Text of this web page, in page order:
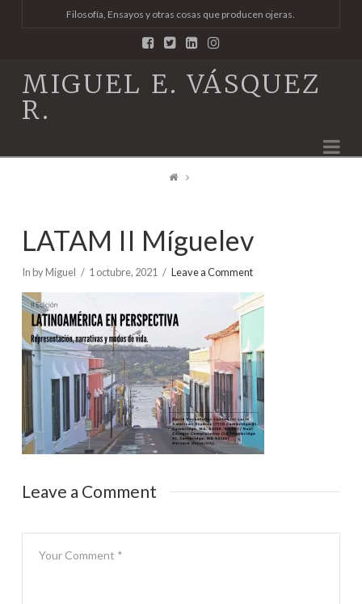
Filosofía, Ensayos y otras cosas que producen ojeras.
MIGUEL E. VÁSQUEZ
R.
LATAM II Míguelev
In by Miguel 1 octubre, 2021 Leave a Comment
Leave a Comment